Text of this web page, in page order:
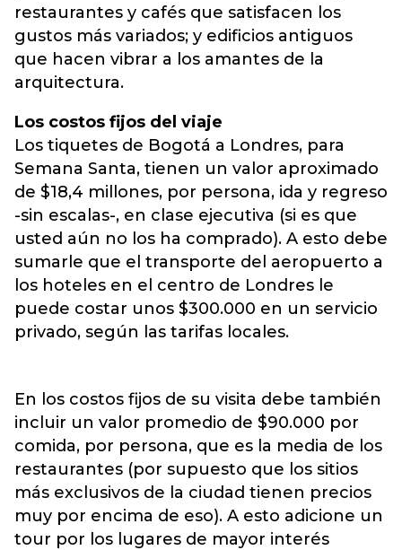
restaurantes y cafés que satisfacen los
gustos más variados; y edificios antiguos
que hacen vibrar a los amantes de la
arquitectura.
Los costos fijos del viaje
Los tiquetes de Bogotá a Londres, para
Semana Santa, tienen un valor aproximado
de $18,4 millones, por persona, ida y regreso
-sin escalas-, en clase ejecutiva (si es que
usted aún no los ha comprado). A esto debe
sumarle que el transporte del aeropuerto a
los hoteles en el centro de Londres le
puede costar unos $300.000 en un servicio
privado, según las tarifas locales.
En los costos fijos de su visita debe también
incluir un valor promedio de $90.000 por
comida, por persona, que es la media de los
restaurantes (por supuesto que los sitios
más exclusivos de la ciudad tienen precios
muy por encima de eso). A esto adicione un
tour por los lugares de mayor interés